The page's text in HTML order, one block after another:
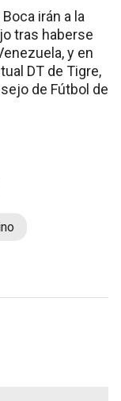
irán a la
tras haberse
y en
DT de Tigre,
de Fútbol de